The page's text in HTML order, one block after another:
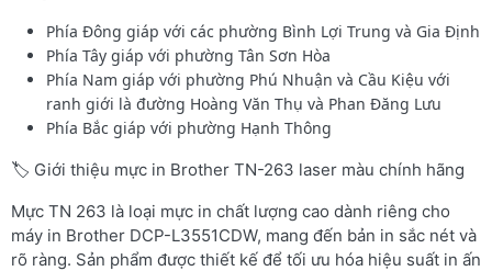
Phía Đông giáp với các phường Bình Lợi Trung và Gia Định
Phía Tây giáp với phường Tân Sơn Hòa
Phía Nam giáp với phường Phú Nhuận và Cầu Kiệu với
ranh giới là đường Hoàng Văn Thụ và Phan Đăng Lưu
Phía Bắc giáp với phường Hạnh Thông
🏷️ Giới thiệu mực in Brother TN-263 laser màu chính hãng
Mực TN 263 là loại mực in chất lượng cao dành riêng cho
máy in Brother DCP-L3551CDW, mang đến bản in sắc nét và
rõ ràng. Sản phẩm được thiết kế để tối ưu hóa hiệu suất in ấn